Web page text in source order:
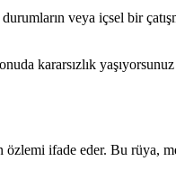
veya içsel bir
kararsızlık
ifade eder. Bu rüya,